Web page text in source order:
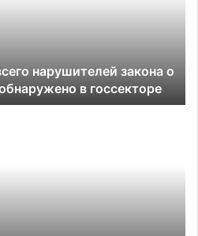
нарушителей закона о
в госсекторе